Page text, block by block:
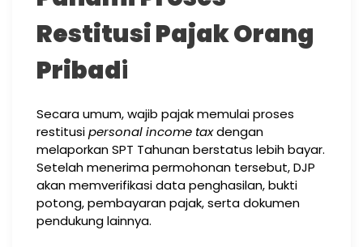
Restitusi Pajak Orang
Pribadi
Secara umum, wajib pajak memulai proses
restitusipersonal income taxdengan
melaporkan SPT Tahunan berstatus lebih bayar.
Setelah menerima permohonan tersebut, DJP
akan memverifikasi data penghasilan, bukti
potong, pembayaran pajak, serta dokumen
pendukung lainnya.